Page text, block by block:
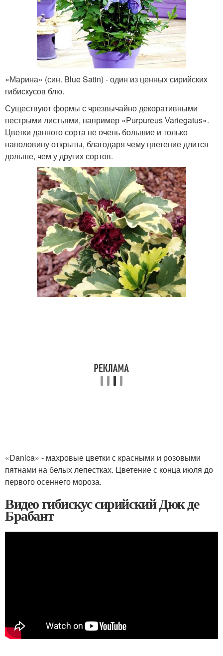
«Марина» (син. Blue Satin) - один из ценных сирийских
гибискусов блю.
Существуют формы с чрезвычайно декоративными
пестрыми листьями, например «Purpureus Variegatus».
Цветки данного сорта не очень большие и только
наполовину открыты, благодаря чему цветение длится
дольше, чем у других сортов.
«Danica» - махровые цветки с красными и розовыми
пятнами на белых лепестках. Цветение с конца июля до
первого осеннего мороза.
Видео гибискус сирийский Дюк де
Брабант